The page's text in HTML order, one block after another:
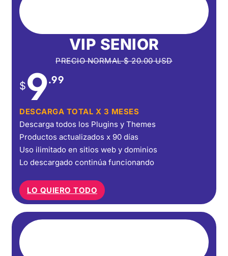
VIP SENIOR
PRECIO NORMAL$20.00USD
$9.99
DESCARGA TOTAL X 3 MESES
Descarga todos los Plugins y Themes
Productos actualizados x 90 días
Uso ilimitado en sitios web y dominios
Lo descargado continúa funcionando
LO QUIERO TODO